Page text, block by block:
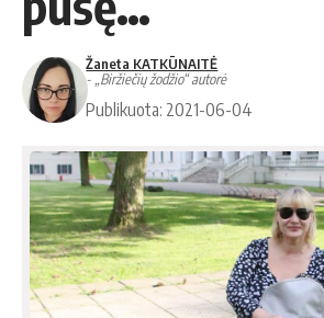
Žaneta KATKŪNAITĖ
- „Biržiečių žodžio“ autorė
Publikuota: 2021-06-04